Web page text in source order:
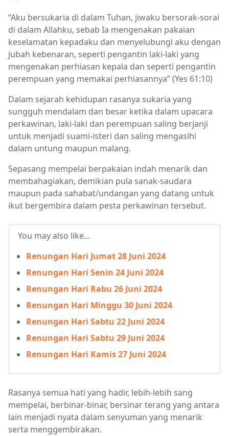
“Aku bersukaria di dalam Tuhan, jiwaku bersorak-sorai
di dalam Allahku, sebab Ia mengenakan pakaian
keselamatan kepadaku dan menyelubungi aku dengan
jubah kebenaran, seperti pengantin laki-laki yang
mengenakan perhiasan kepala dan seperti pengantin
perempuan yang memakai perhiasannya” (Yes 61:10)
Dalam sejarah kehidupan rasanya sukaria yang
sungguh mendalam dan besar ketika dalam upacara
perkawinan, laki-laki dan perempuan saling berjanji
untuk menjadi suami-isteri dan saling mengasihi
dalam untung maupun malang.
Sepasang mempelai berpakaian indah menarik dan
membahagiakan, demikian pula sanak-saudara
maupun pada sahabat/undangan yang datang untuk
ikut bergembira dalam pesta perkawinan tersebut.
You may also like...
Renungan Hari Jumat 28 Juni 2024
Renungan Hari Senin 24 Juni 2024
Renungan Hari Rabu 26 Juni 2024
Renungan Hari Minggu 30 Juni 2024
Renungan Hari Sabtu 22 Juni 2024
Renungan Hari Sabtu 29 Juni 2024
Renungan Hari Kamis 27 Juni 2024
Rasanya semua hati yang hadir, lebih-lebih sang
mempelai, berbinar-binar, bersinar terang yang antara
lain menjadi nyata dalam senyuman yang menarik
serta menggembirakan.